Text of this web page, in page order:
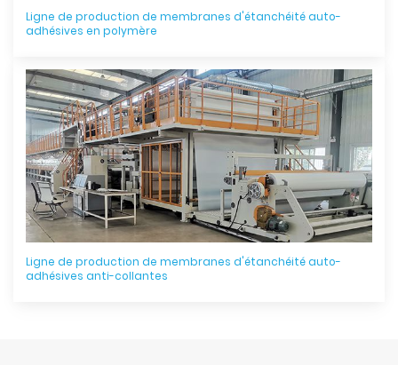
Ligne de production de membranes d'étanchéité auto-
adhésives en polymère
Ligne de production de membranes d'étanchéité auto-
adhésives anti-collantes